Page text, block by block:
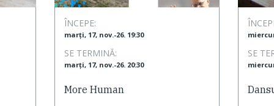
ÎNCEPE:
marți, 17, nov.-26. 19:30
SE TERMINĂ:
marți, 17, nov.-26. 20:30
More Human
SE